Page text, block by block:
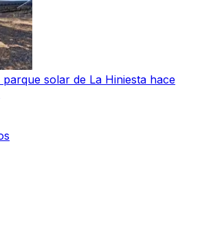
solar de La Hiniesta hace